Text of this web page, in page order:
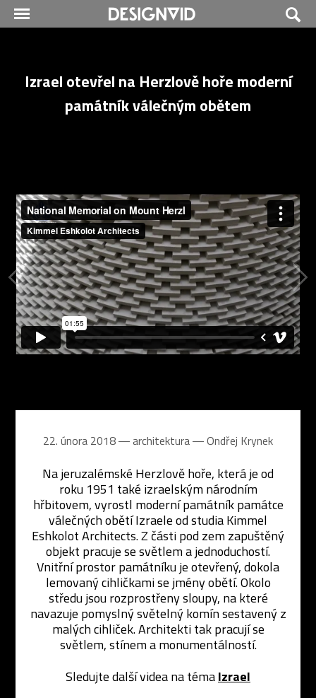
Izrael otevřel na Herzlově hoře moderní
památník válečným obětem
22. února 2018 ― architektura ―Ondřej Krynek
Na jeruzalémské Herzlově hoře, která je od
roku 1951 také izraelským národním
hřbitovem, vyrostl moderní památník památce
válečných obětí Izraele od studia Kimmel
Eshkolot Architects. Z části pod zem zapuštěný
objekt pracuje se světlem a jednoduchostí.
Vnitřní prostor památníku je otevřený, dokola
lemovaný cihličkami se jmény obětí. Okolo
středu jsou rozprostřeny sloupy, na které
navazuje pomyslný světelný komín sestavený z
malých cihliček. Architekti tak pracují se
světlem, stínem a monumentálností.
Sledujte další videa na témaIzrael